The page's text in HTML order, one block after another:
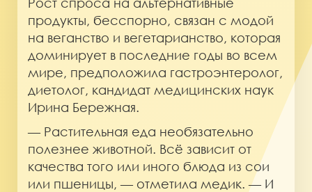
продукты, бесспорно, связан c модой
на веганство и вегетарианство, которая
доминирует в последние годы во всем
мире, предположила гастроэнтеролог,
диетолог, кандидат медицинских наук
Ирина Бережная.
— Растительная еда необязательно
полезнее животной. Всё зависит от
качества того или иного блюда из сои
или пшеницы, — отметила медик. — И